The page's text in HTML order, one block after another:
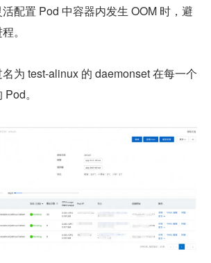
配置 Pod 中容器内发生 OOM 时，避
。
为 test-alinux 的 daemonset 在每一个
。